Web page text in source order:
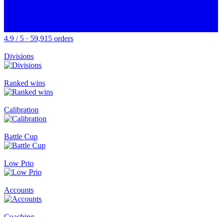
4.9 / 5 · 59,915 orders
Divisions
Ranked wins
Calibration
Battle Cup
Low Prio
Accounts